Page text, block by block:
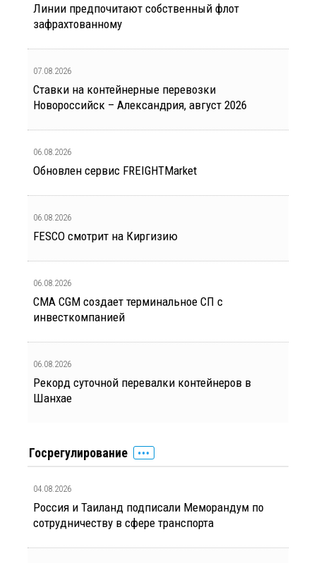
Линии предпочитают собственный флот
зафрахтованному
07.08.2026
Ставки на контейнерные перевозки
Новороссийск – Александрия, август 2026
06.08.2026
Обновлен сервис FREIGHTMarket
06.08.2026
FESCO смотрит на Киргизию
06.08.2026
CMA CGM создает терминальное СП с
инвесткомпанией
06.08.2026
Рекорд суточной перевалки контейнеров в
Шанхае
Госрегулирование
04.08.2026
Россия и Таиланд подписали Меморандум по
сотрудничеству в сфере транспорта